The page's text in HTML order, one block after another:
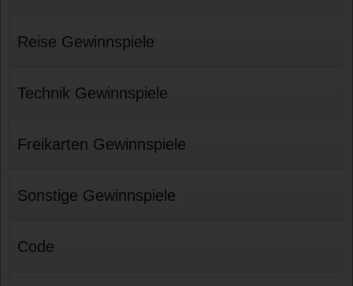
Reise Gewinnspiele
Technik Gewinnspiele
Freikarten Gewinnspiele
Sonstige Gewinnspiele
Code